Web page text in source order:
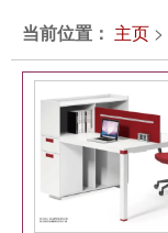
当前位置： 主页 >